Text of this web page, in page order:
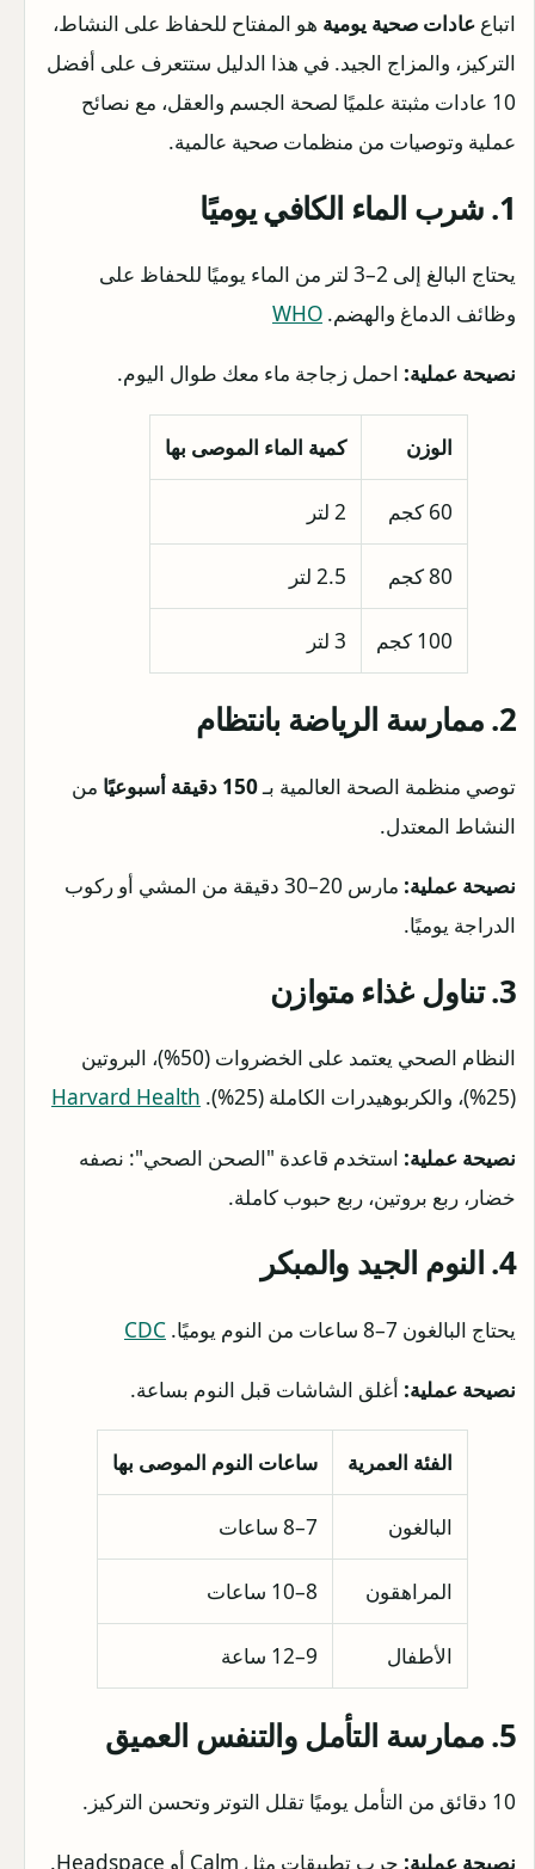
اتباع عادات صحية يومية هو المفتاح للحفاظ على النشاط،
التركيز، والمزاج الجيد. في هذا الدليل ستتعرف على أفضل
10 عادات مثبتة علميًا لصحة الجسم والعقل، مع نصائح
عملية وتوصيات من منظمات صحية عالمية.
1. شرب الماء الكافي يوميًا
يحتاج البالغ إلى 2–3 لتر من الماء يوميًا للحفاظ على
وظائف الدماغ والهضم. WHO
نصيحة عملية: احمل زجاجة ماء معك طوال اليوم.
الوزن كمية الماء الموصى بها
60 كجم 2 لتر
80 كجم 2.5 لتر
100 كجم 3 لتر
2. ممارسة الرياضة بانتظام
توصي منظمة الصحة العالمية بـ150 دقيقة أسبوعيًا
من
النشاط المعتدل.
نصيحة عملية:
مارس 20–30 دقيقة من المشي أو ركوب
الدراجة يوميًا.
3. تناول غذاء متوازن
النظام الصحي يعتمد على الخضروات (50%)، البروتين
(25%)، والكربوهيدرات الكاملة (25%).
Harvard Health
نصيحة عملية: استخدم قاعدة "الصحن الصحي": نصفه
خضار، ربع بروتين، ربع حبوب كاملة.
4. النوم الجيد والمبكر
يحتاج البالغون 7–8 ساعات من النوم يوميًا. CDC
نصيحة عملية: أغلق الشاشات قبل النوم بساعة.
الفئة العمرية ساعات النوم الموصى بها
البالغون 7–8 ساعات
المراهقون 8–10 ساعات
الأطفال 9–12 ساعة
5. ممارسة التأمل والتنفس العميق
10 دقائق من التأمل يوميًا تقلل التوتر وتحسن التركيز.
نصيحة عملية: جرب تطبيقات مثل Calm أو Headspace.